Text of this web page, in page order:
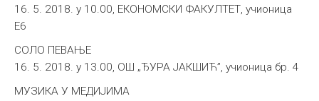
16. 5. 2018. у 10.00, ЕКОНОМСКИ ФАКУЛТЕТ, учионица
E6
СОЛО ПЕВАЊЕ
16. 5. 2018. у 13.00, ОШ „ЂУРА ЈАКШИЋ”, учионица бр. 4
МУЗИКА У МЕДИЈИМА